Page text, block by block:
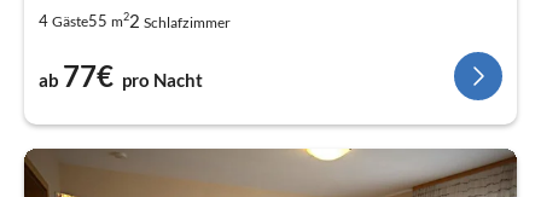
4 Gäste55 m22 Schlafzimmer
ab 77€ pro Nacht